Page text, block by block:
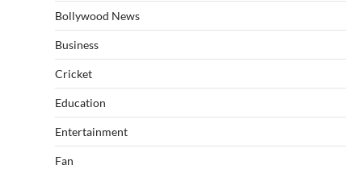
Bollywood News
Business
Cricket
Education
Entertainment
Fan